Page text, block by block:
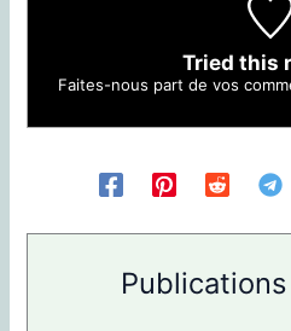
Tried this
Faites-nous part de vos